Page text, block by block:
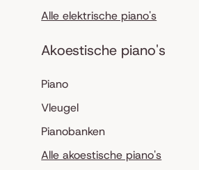
Alle elektrische piano's
Akoestische piano's
Piano
Vleugel
Pianobanken
Alle akoestische piano's